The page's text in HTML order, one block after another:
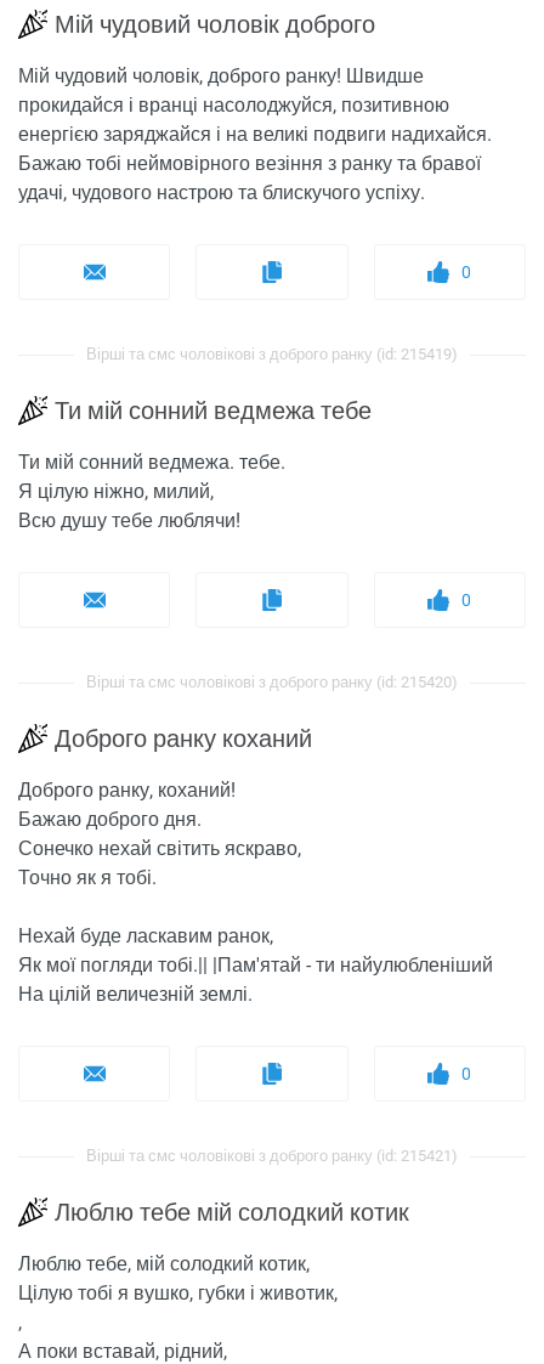
Мій чудовий чоловік доброго
Мій чудовий чоловік, доброго ранку! Швидше
прокидайся і вранці насолоджуйся, позитивною
енергією заряджайся і на великі подвиги надихайся.
Бажаю тобі неймовірного везіння з ранку та бравої
удачі, чудового настрою та блискучого успіху.
0
Вірші та смс чоловікові з доброго ранку (id: 215419)
Ти мій сонний ведмежа тебе
Ти мій сонний ведмежа. тебе.
Я цілую ніжно, милий,
Всю душу тебе люблячи!
0
Вірші та смс чоловікові з доброго ранку (id: 215420)
Доброго ранку коханий
Доброго ранку, коханий!
Бажаю доброго дня.
Сонечко нехай світить яскраво,
Точно як я тобі.
Нехай буде ласкавим ранок,
Як мої погляди тобі.|| |Пам'ятай - ти найулюбленіший
На цілій величезній землі.
0
Вірші та смс чоловікові з доброго ранку (id: 215421)
Люблю тебе мій солодкий котик
Люблю тебе, мій солодкий котик,
Цілую тобі я вушко, губки і животик,
,
А поки вставай, рідний,